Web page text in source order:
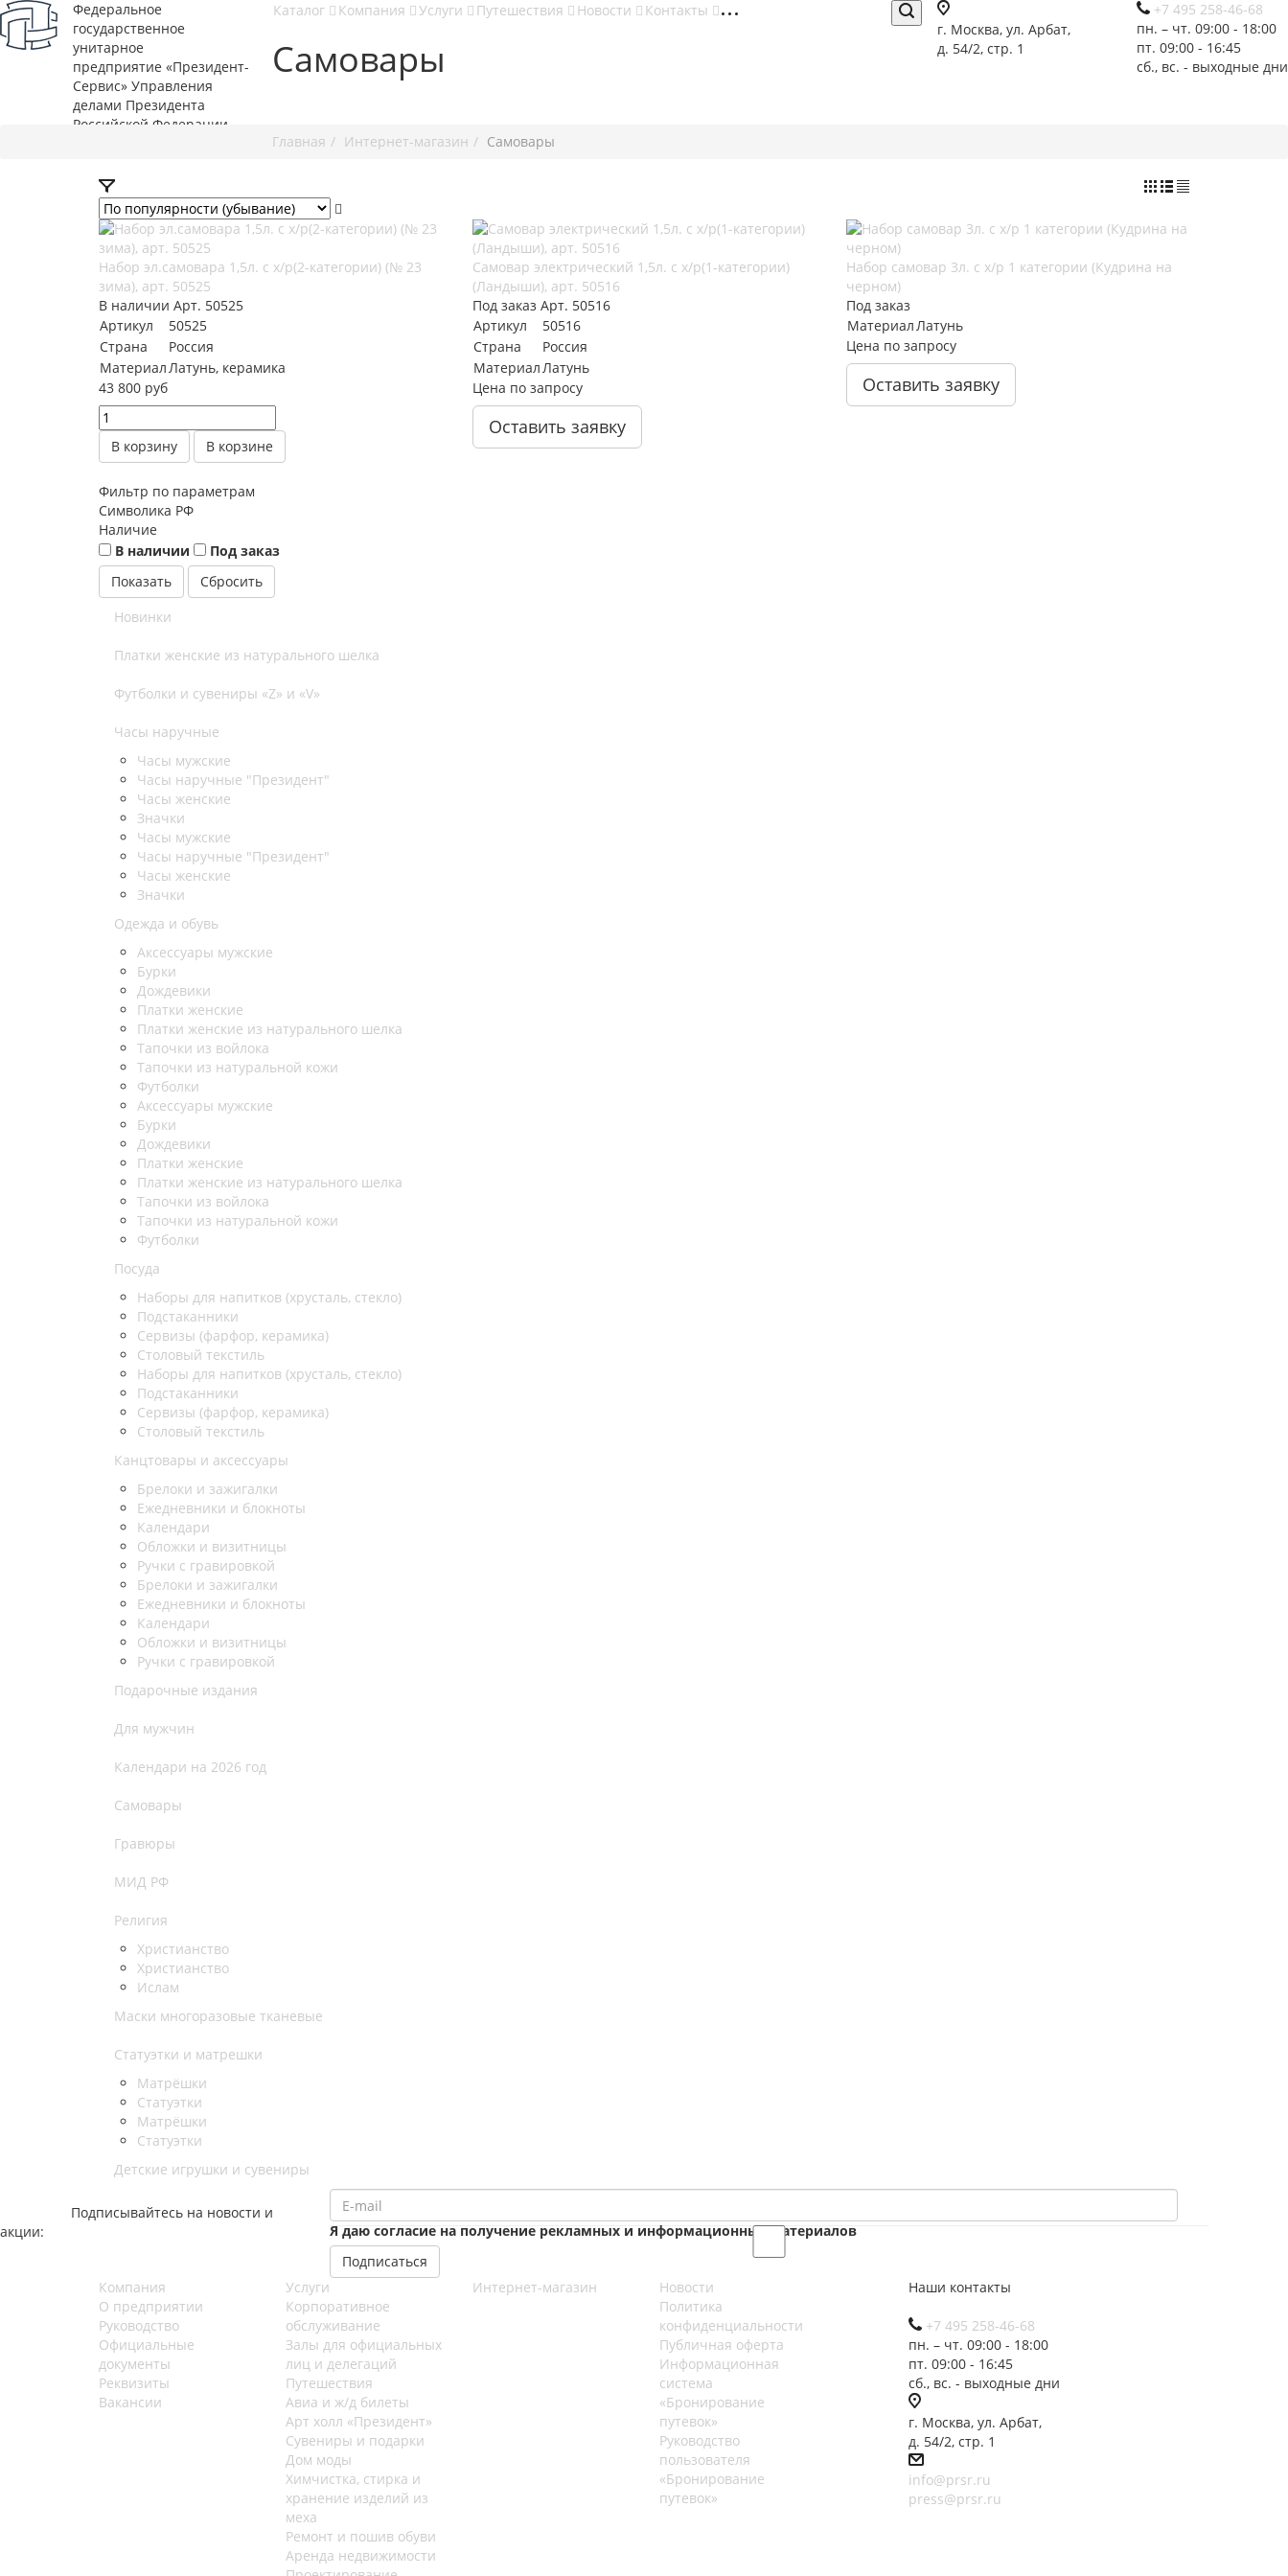
Федеральное
государственное
унитарное
предприятие «Президент-
Сервис» Управления
делами Президента
Российской Федерации
+7 495 258-46-68
пн. – чт. 09:00 - 18:00
пт. 09:00 - 16:45
сб., вс. - выходные дни
г. Москва, ул. Арбат,
д. 54/2, стр. 1
Каталог Компания Услуги Путешествия Новости Контакты
Самовары
Главная Интернет-магазин Самовары
Набор эл.самовара 1,5л. с х/р(2-категории) (№ 23
зима), арт. 50525
В наличии Арт. 50525
Артикул
50525
Страна
Россия
МатериалЛатунь, керамика
43 800 руб
В корзину В корзине
Самовар электрический 1,5л. с х/р(1-категории)
(Ландыши), арт. 50516
Под заказ Арт. 50516
Артикул
50516
Страна
Россия
МатериалЛатунь
Цена по запросу
Оставить заявку
Набор самовар 3л. с х/р 1 категории (Кудрина на
черном)
Под заказ
МатериалЛатунь
Цена по запросу
Оставить заявку
Фильтр по параметрам
Символика РФ
Наличие
В наличии
Под заказ
Сбросить
Новинки
Платки женские из натурального шелка
Футболки и сувениры «Z» и «V»
Часы наручные
Часы мужские
Часы наручные "Президент"
Часы женские
Значки
Часы мужские
Часы наручные "Президент"
Часы женские
Значки
Одежда и обувь
Аксессуары мужские
Бурки
Дождевики
Платки женские
Платки женские из натурального шелка
Тапочки из войлока
Тапочки из натуральной кожи
Футболки
Аксессуары мужские
Бурки
Дождевики
Платки женские
Платки женские из натурального шелка
Тапочки из войлока
Тапочки из натуральной кожи
Футболки
Посуда
Наборы для напитков (хрусталь, стекло)
Подстаканники
Сервизы (фарфор, керамика)
Столовый текстиль
Наборы для напитков (хрусталь, стекло)
Подстаканники
Сервизы (фарфор, керамика)
Столовый текстиль
Канцтовары и аксессуары
Брелоки и зажигалки
Ежедневники и блокноты
Календари
Обложки и визитницы
Ручки с гравировкой
Брелоки и зажигалки
Ежедневники и блокноты
Календари
Обложки и визитницы
Ручки с гравировкой
Подарочные издания
Для мужчин
Календари на 2026 год
Самовары
Гравюры
МИД РФ
Религия
Христианство
Христианство
Ислам
Маски многоразовые тканевые
Статуэтки и матрешки
Матрёшки
Статуэтки
Матрёшки
Статуэтки
Детские игрушки и сувениры
Подписывайтесь на новости и
акции:
Я даю согласие на получение рекламных и информационных материалов
Компания
О предприятии
Руководство
Официальные
документы
Реквизиты
Вакансии
Услуги
Корпоративное
обслуживание
Залы для официальных
лиц и делегаций
Путешествия
Авиа и ж/д билеты
Арт холл «Президент»
Сувениры и подарки
Дом моды
Химчистка, стирка и
хранение изделий из
меха
Ремонт и пошив обуви
Аренда недвижимости
Интернет-магазин
Новости
Политика
конфиденциальности
Публичная оферта
Информационная
система
«Бронирование
путевок»
Руководство
пользователя
«Бронирование
путевок»
Наши контакты
+7 495 258-46-68
пн. – чт. 09:00 - 18:00
пт. 09:00 - 16:45
сб., вс. - выходные дни
г. Москва, ул. Арбат,
д. 54/2, стр. 1
info@prsr.ru
press@prsr.ru